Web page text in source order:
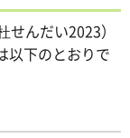
んだい2023）
以下のとおりで